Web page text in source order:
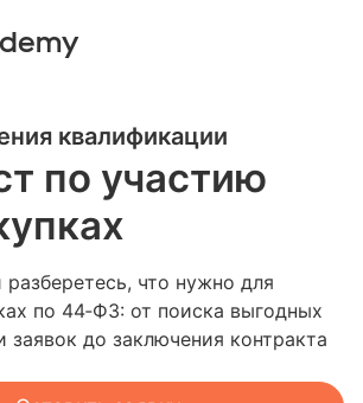
квалификации
по участию
что нужно для
по 44‑ФЗ: от поиска выгодных
заявок до заключения контракта